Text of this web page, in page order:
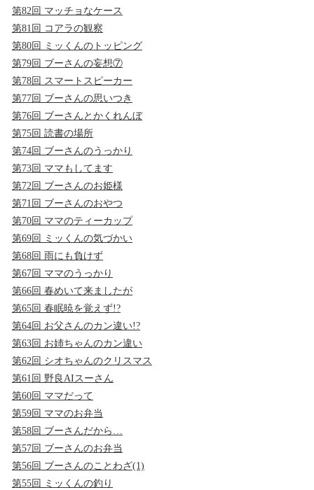
第82回 マッチョなケース
第81回 コアラの観察
第80回 ミッくんのトッピング
第79回 ブーさんの妄想⑦
第78回 スマートスピーカー
第77回 ブーさんの思いつき
第76回 ブーさんとかくれんぼ
第75回 読書の場所
第74回 ブーさんのうっかり
第73回 ママもしてます
第72回 ブーさんのお姫様
第71回 ブーさんのおやつ
第70回 ママのティーカップ
第69回 ミッくんの気づかい
第68回 雨にも負けず
第67回 ママのうっかり
第66回 春めいて来ましたが
第65回 春眠暁を覚えず!?
第64回 お父さんのカン違い!?
第63回 お姉ちゃんのカン違い
第62回 シオちゃんのクリスマス
第61回 野良AIスーさん
第60回 ママだって
第59回 ママのお弁当
第58回 ブーさんだから…
第57回 ブーさんのお弁当
第56回 ブーさんのことわざ(1)
第55回 ミッくんの釣り